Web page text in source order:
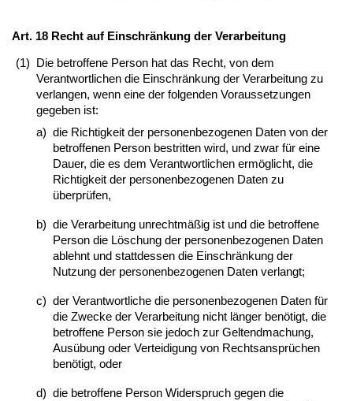
Art. 18 Recht auf Einschränkung der Verarbeitung
(1) Die betroffene Person hat das Recht, von dem
Verantwortlichen die Einschränkung der Verarbeitung zu
verlangen, wenn eine der folgenden Voraussetzungen
gegeben ist:
a) die Richtigkeit der personenbezogenen Daten von der
betroffenen Person bestritten wird, und zwar für eine
Dauer, die es dem Verantwortlichen ermöglicht, die
Richtigkeit der personenbezogenen Daten zu
überprüfen,
b) die Verarbeitung unrechtmäßig ist und die betroffene
Person die Löschung der personenbezogenen Daten
ablehnt und stattdessen die Einschränkung der
Nutzung der personenbezogenen Daten verlangt;
c) der Verantwortliche die personenbezogenen Daten für
die Zwecke der Verarbeitung nicht länger benötigt, die
betroffene Person sie jedoch zur Geltendmachung,
Ausübung oder Verteidigung von Rechtsansprüchen
benötigt, oder
d) die betroffene Person Widerspruch gegen die